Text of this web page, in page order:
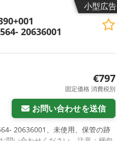
小型広告
20636001
€797
固定価格 消費税別
お問い合わせを送信
20636001、未使用、保管の跡